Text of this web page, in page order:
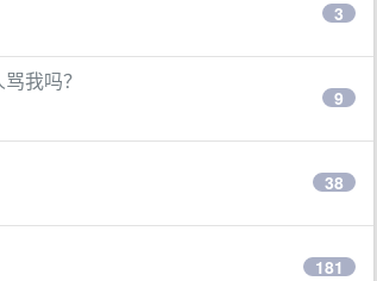
3
我吗？
9
38
181